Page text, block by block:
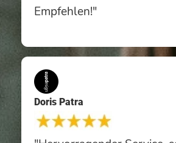
Empfehlen!"
Doris Patra